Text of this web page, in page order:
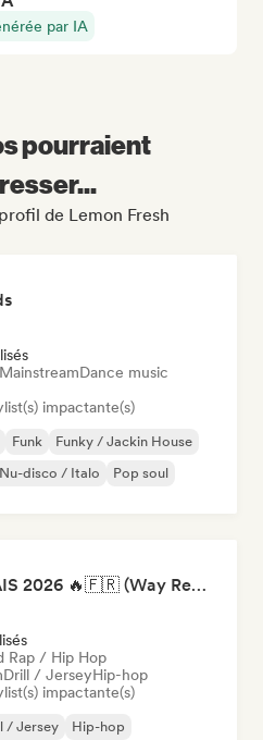
par IA
pourraient
de Lemon Fresh
Dance music
impactante(s)
Funk
Funky / Jackin House
Nu-disco / Italo Pop soul
RAP FRANÇAIS 2026 🔥🇫🇷 (Way Records)
Rap / Hip Hop
Drill / JerseyHip-hop
impactante(s)
/ Jersey
Hip-hop